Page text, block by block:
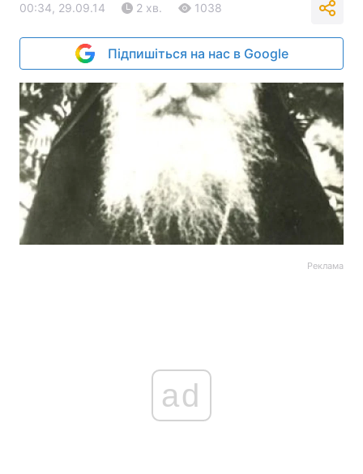
00:34, 29.09.14 2 хв. 1038
Підпишіться на нас в Google
Реклама
ad